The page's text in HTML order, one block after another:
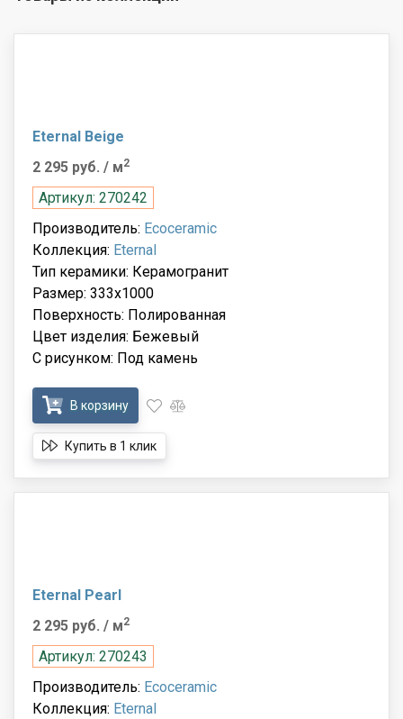
Eternal Beige
2 295 руб. / м2
Артикул: 270242
Производитель: Ecoceramic
Коллекция: Eternal
Тип керамики: Керамогранит
Размер: 333x1000
Поверхность: Полированная
Цвет изделия: Бежевый
С рисунком: Под камень
В корзину
Купить в 1 клик
Eternal Pearl
2 295 руб. / м2
Артикул: 270243
Производитель: Ecoceramic
Коллекция: Eternal